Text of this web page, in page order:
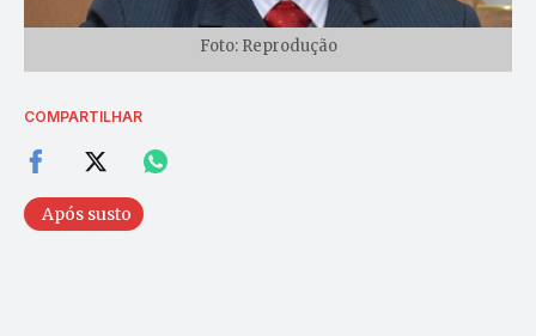
Foto: Reprodução
COMPARTILHAR
Após susto